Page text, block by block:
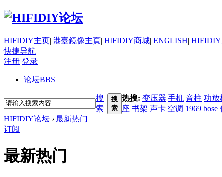
HIFIDIY主页| 港臺鏡像主頁| HIFIDIY商城| ENGLISH|
快捷导航
注册 登录
论坛BBS
搜
索
搜
索
热搜: 变压器 手机 音柱 功放
座 书架 声卡 空调 1969 bose
HIFIDIY论坛 › 最新热门
订阅
最新热门